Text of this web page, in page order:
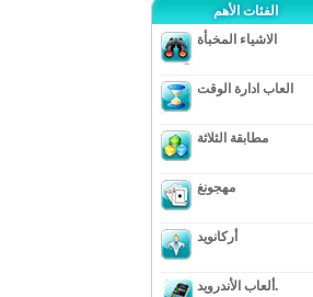
الفئات الأهم
الاشياء المخبأة
العاب ادارة الوقت
مطابقة الثلاثة
مهجونغ
أركانويد
ألعاب الأندرويد.